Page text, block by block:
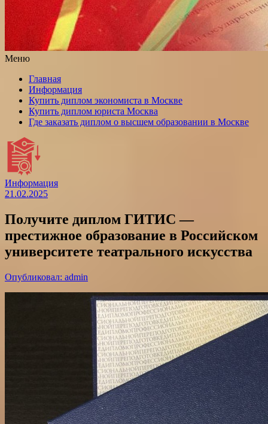
Меню
Главная
Информация
Купить диплом экономиста в Москве
Купить диплом юриста Москва
Где заказать диплом о высшем образовании в Москве
Информация
21.02.2025
Получите диплом ГИТИС —
престижное образование в Российском
университете театрального искусства
Опубликовал: admin